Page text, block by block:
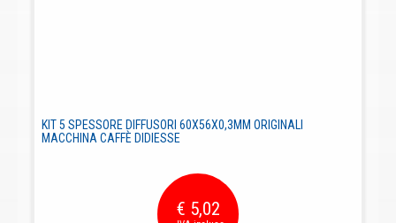
KIT 5 SPESSORE DIFFUSORI 60X56X0,3MM ORIGINALI
MACCHINA CAFFÈ DIDIESSE
€ 5,02